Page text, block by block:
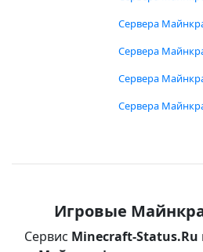
Сервера
Сервера
Сервера
Сервера
Игровые
Сервис Minecraft-Status.Ru